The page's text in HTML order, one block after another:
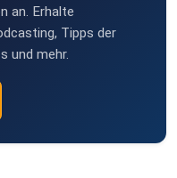
an. Erhalte
Tipps der
und mehr.